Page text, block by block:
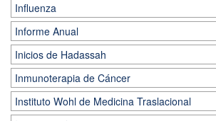
Influenza
Informe Anual
Inicios de Hadassah
Inmunoterapia de Cáncer
Instituto Wohl de Medicina Traslacional